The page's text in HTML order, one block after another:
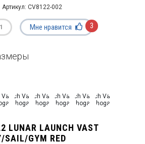
Артикул: CV8122-002
Мне нравится 3
LUNAR LAUNCH VAST
SAIL/GYM RED